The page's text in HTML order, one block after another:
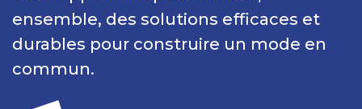
ensemble, des solutions efficaces et
durables pour construire un mode en
commun.